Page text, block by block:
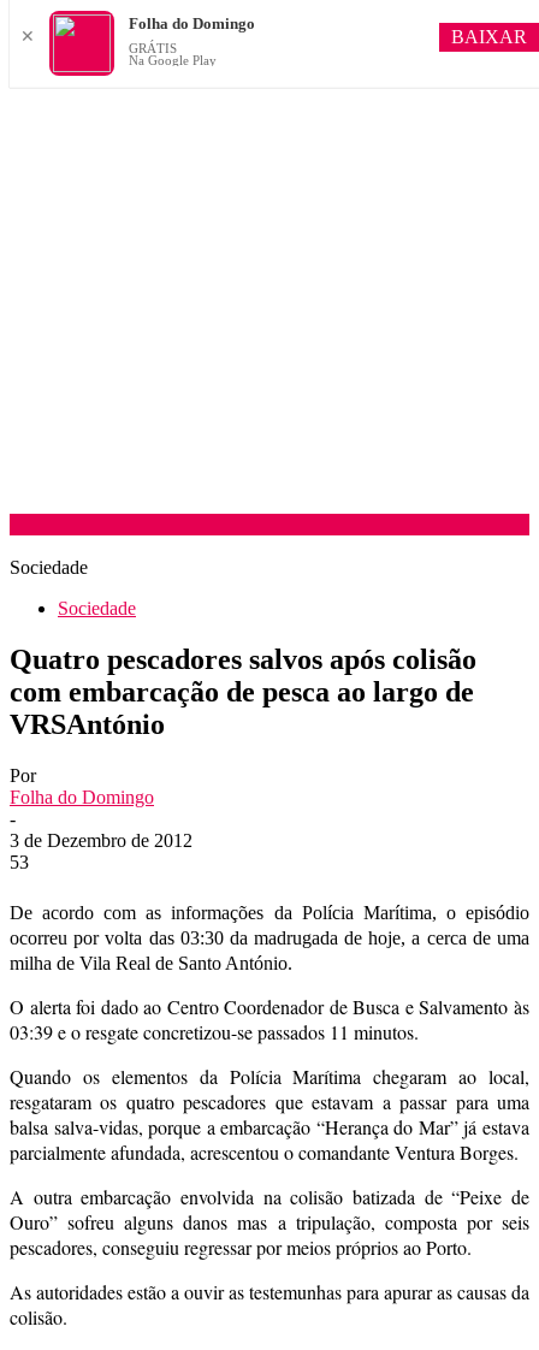
Sociedade
Sociedade
Quatro pescadores salvos após colisão
com embarcação de pesca ao largo de
VRSAntónio
Por
Folha do Domingo
-
3 de Dezembro de 2012
53
De acordo com as informações da Polícia Marítima, o episódio
ocorreu por volta das 03:30 da madrugada de hoje, a cerca de uma
milha de Vila Real de Santo António.
O alerta foi dado ao Centro Coordenador de Busca e Salvamento às
03:39 e o resgate concretizou-se passados 11 minutos.
Quando os elementos da Polícia Marítima chegaram ao local,
resgataram os quatro pescadores que estavam a passar para uma
balsa salva-vidas, porque a embarcação “Herança do Mar” já estava
parcialmente afundada, acrescentou o comandante Ventura Borges.
A outra embarcação envolvida na colisão batizada de “Peixe de
Ouro” sofreu alguns danos mas a tripulação, composta por seis
pescadores, conseguiu regressar por meios próprios ao Porto.
As autoridades estão a ouvir as testemunhas para apurar as causas da
colisão.
✕
Folha do Domingo
GRÁTIS
Na Google Play
BAIXAR